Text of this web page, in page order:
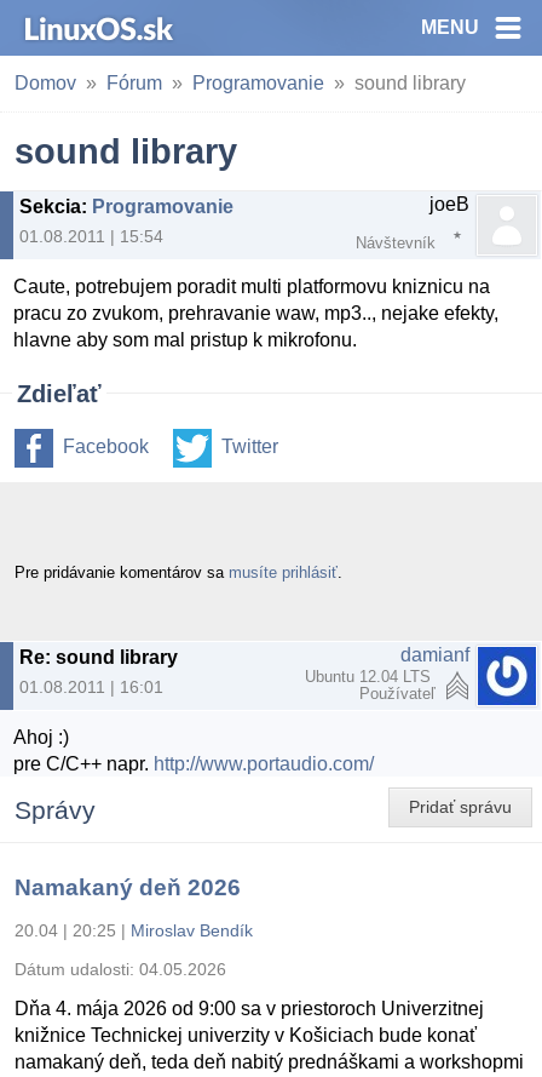
MENU
Domov Fórum Programovanie sound library
sound library
Sekcia: Programovanie
01.08.2011 | 15:54
joeB
Návštevník
Caute, potrebujem poradit multi platformovu kniznicu na
pracu zo zvukom, prehravanie waw, mp3.., nejake efekty,
hlavne aby som mal pristup k mikrofonu.
Zdieľať
Facebook Twitter
Pre pridávanie komentárov sa musíte prihlásiť
Re: sound library
01.08.2011 | 16:01
damianf
Ubuntu 12.04 LTS
Používateľ
Ahoj :)
pre C/C++ napr. http://www.portaudio.com/
Pridať správu
Správy
Namakaný deň 2026
20.04 | 20:25 | Miroslav Bendík
Dátum udalosti: 04.05.2026
Dňa 4. mája 2026 od 9:00 sa v priestoroch Univerzitnej
knižnice Technickej univerzity v Košiciach bude konať
namakaný deň, teda deň nabitý prednáškami a workshopmi